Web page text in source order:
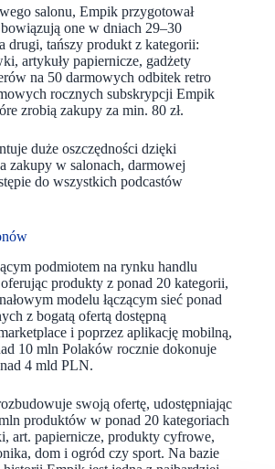
salonu, Empik przygotował
one w dniach 29–30
drugi, tańszy produkt z kategorii:
artykuły papiernicze, gadżety
na 50 darmowych odbitek retro
rocznych subskrypcji Empik
zrobią zakupy za min. 80 zł.
duże oszczędności dzięki
zakupy w salonach, darmowej
do wszystkich podcastów
podmiotem na rynku handlu
produkty z ponad 20 kategorii,
modelu łączącym sieć ponad
z bogatą ofertą dostępną
i poprzez aplikację mobilną,
10 mln Polaków rocznie dokonuje
4 mld PLN.
swoją ofertę, udostępniając
produktów w ponad 20 kategoriach
art. papiernicze, produkty cyfrowe,
dom i ogród czy sport. Na bazie